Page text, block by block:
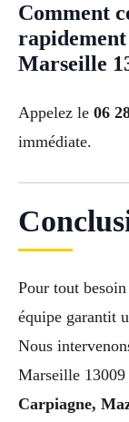
Comment
Marseille
Appelez le 06
immédiate.
Pour tout besoin
équipe garantit
Nous
Marseille 13009
Carpiagne,